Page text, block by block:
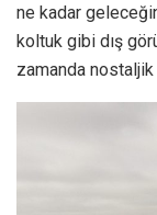
ne kadar
koltuk gibi dış
zamanda